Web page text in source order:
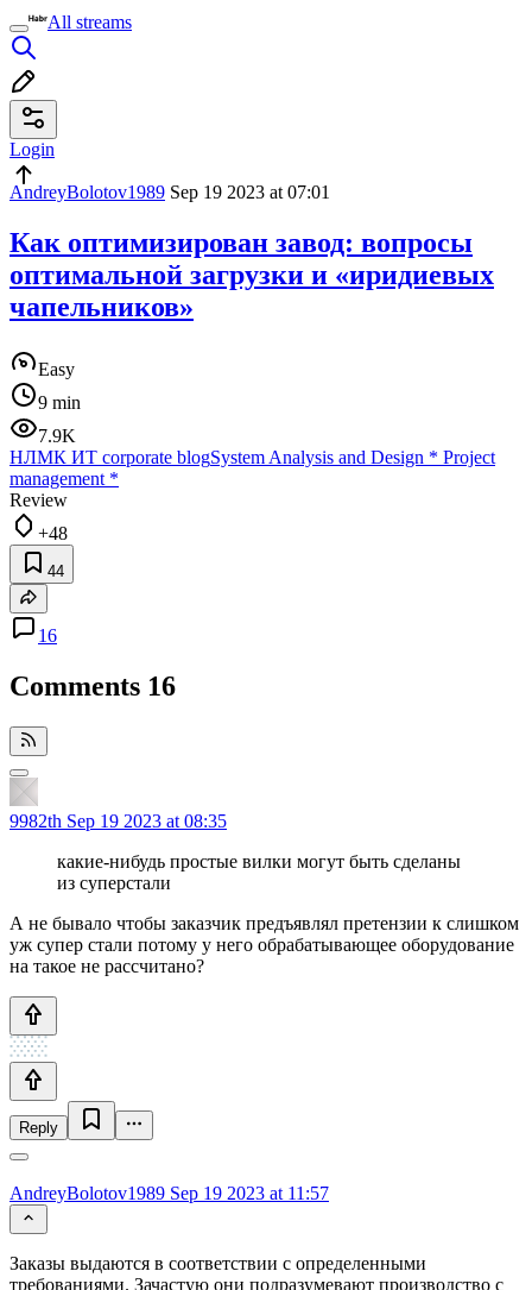
All streams
Login
AndreyBolotov1989 Sep 19 2023 at 07:01
Как оптимизирован завод: вопросы
оптимальной загрузки и «иридиевых
чапельников»
Easy
9 min
7.9K
НЛМК ИТ corporate blogSystem Analysis and Design * Project
management *
Review
+48
44
16
Comments 16
9982th Sep 19 2023 at 08:35
какие-нибудь простые вилки могут быть сделаны
из суперстали
А не бывало чтобы заказчик предъявлял претензии к слишком
уж супер стали потому у него обрабатывающее оборудование
на такое не рассчитано?
Reply
AndreyBolotov1989 Sep 19 2023 at 11:57
Заказы выдаются в соответствии с определенными
требованиями. Зачастую они подразумевают производство с